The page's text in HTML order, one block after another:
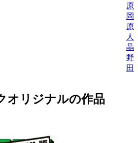
原
岡
原
人
晶/
野
田
オリジナルの作品